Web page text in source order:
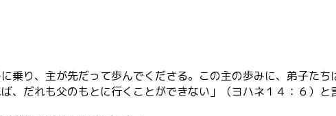
乗り、主が先だって歩んでくださる。この主の歩みに、弟子た
、だれも父のもとに行くことができない」（ヨハネ１４：６）